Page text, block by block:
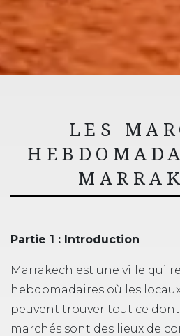
LES
Partie 1 : Introduction
Marrakech est une ville qui
hebdomadaires où les
peuvent trouver tout ce
marchés sont des lieux de